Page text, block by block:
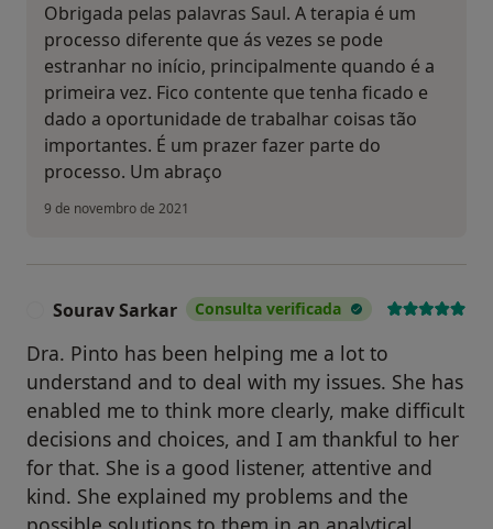
Obrigada pelas palavras Saul. A terapia é um
processo diferente que ás vezes se pode
estranhar no início, principalmente quando é a
primeira vez. Fico contente que tenha ficado e
dado a oportunidade de trabalhar coisas tão
importantes. É um prazer fazer parte do
processo. Um abraço
9 de novembro de 2021
Sourav Sarkar Consulta verificada
Dra. Pinto has been helping me a lot to
understand and to deal with my issues. She has
enabled me to think more clearly, make difficult
decisions and choices, and I am thankful to her
for that. She is a good listener, attentive and
kind. She explained my problems and the